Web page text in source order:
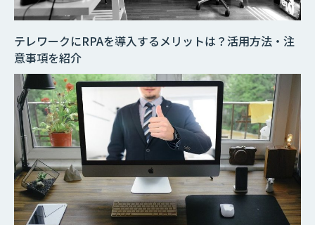
テレワークにRPAを導入するメリットは？活用方法・注
意事項を紹介